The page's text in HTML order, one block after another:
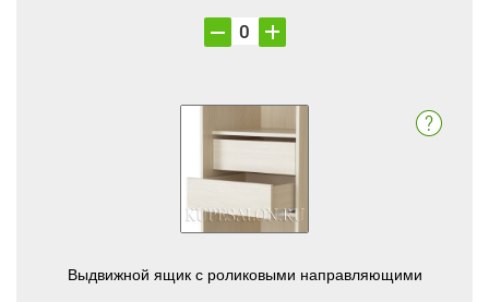
Выдвижной ящик с роликовыми направляющими